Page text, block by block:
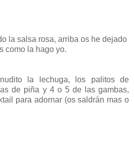
la salsa rosa, arriba os he dejado
como la hago yo.
la lechuga, los palitos de
de piña y 4 o 5 de las gambas,
para adornar (os saldrán mas o